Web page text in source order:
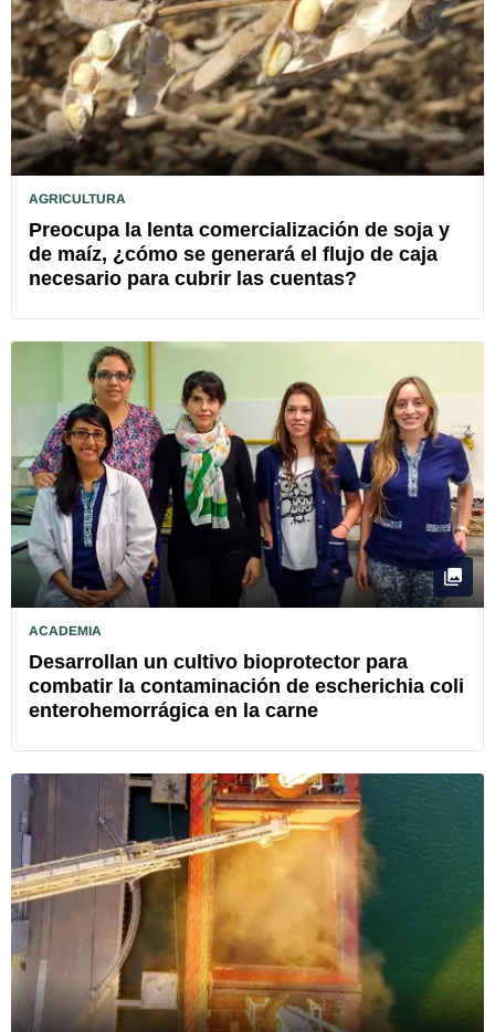
AGRICULTURA
Preocupa la lenta comercialización de soja y
de maíz, ¿cómo se generará el flujo de caja
necesario para cubrir las cuentas?
ACADEMIA
Desarrollan un cultivo bioprotector para
combatir la contaminación de escherichia coli
enterohemorrágica en la carne